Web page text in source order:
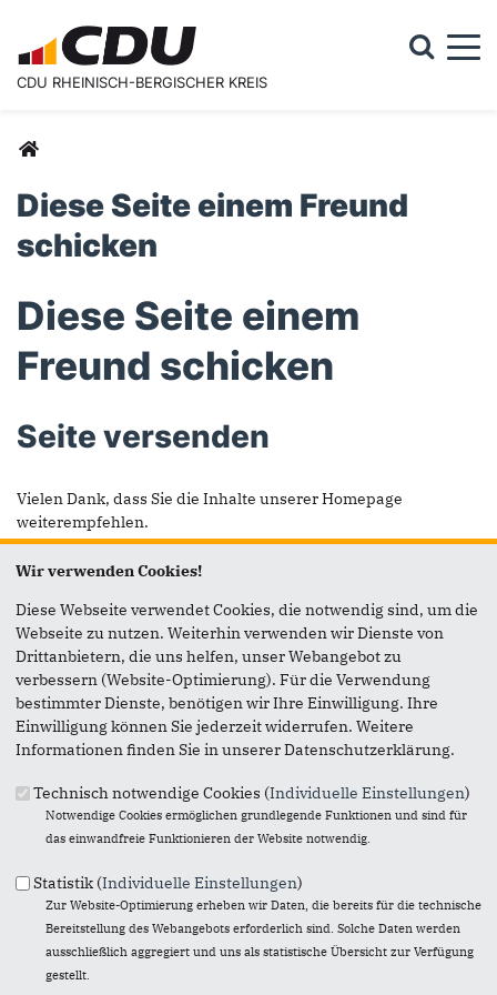
CDU RHEINISCH-BERGISCHER KREIS
Suchformular
Sie sind hier
Diese Seite einem Freund
schicken
Diese Seite einem
Freund schicken
Seite versenden
Vielen Dank, dass Sie die Inhalte unserer Homepage
weiterempfehlen.
Anmerkung: Ihre E-Mail-Adresse wird benötigt um die
informieren, von wem die Empfehlung kommt, und dass es
kein Spam ist.
Das mit * gekennzeichnete Feld ist ein Pflichtfeld.
Eigene E-Mail-Adresse *
Eigener Name*
Senden an *
Wir verwenden Cookies!
Diese Webseite verwendet Cookies, die notwendig sind, um die
Webseite zu nutzen. Weiterhin verwenden wir Dienste von
Drittanbietern, die uns helfen, unser Webangebot zu
verbessern (Website-Optimierung). Für die Verwendung
bestimmter Dienste, benötigen wir Ihre Einwilligung. Ihre
Einwilligung können Sie jederzeit widerrufen. Weitere
Informationen finden Sie in unserer Datenschutzerklärung.
Technisch notwendige Cookies (Individuelle Einstellungen)
Notwendige Cookies ermöglichen grundlegende Funktionen und sind für
das einwandfreie Funktionieren der Website notwendig.
Statistik (Individuelle Einstellungen)
Zur Website-Optimierung erheben wir Daten, die bereits für die technische
Bereitstellung des Webangebots erforderlich sind. Solche Daten werden
ausschließlich aggregiert und uns als statistische Übersicht zur Verfügung
gestellt.